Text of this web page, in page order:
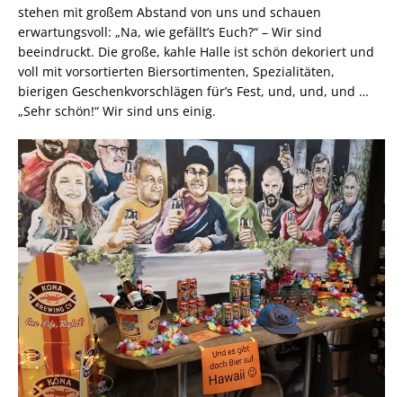
stehen mit großem Abstand von uns und schauen
erwartungsvoll: „Na, wie gefällt’s Euch?“ – Wir sind
beeindruckt. Die große, kahle Halle ist schön dekoriert und
voll mit vorsortierten Biersortimenten, Spezialitäten,
bierigen Geschenkvorschlägen für’s Fest, und, und, und …
„Sehr schön!“ Wir sind uns einig.